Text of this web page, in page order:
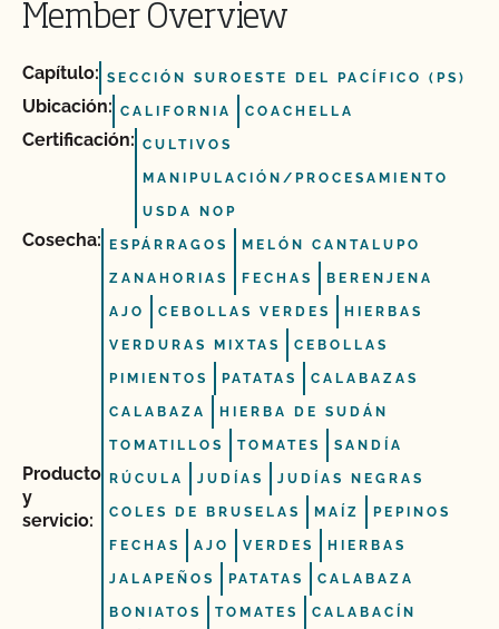
Member Overview
Capítulo: SECCIÓN SUROESTE DEL PACÍFICO (PS)
Ubicación: CALIFORNIA COACHELLA
Certificación: CULTIVOS
MANIPULACIÓN/PROCESAMIENTO
USDA NOP
Cosecha: ESPÁRRAGOS MELÓN CANTALUPO
ZANAHORIAS FECHAS BERENJENA
AJO CEBOLLAS VERDES HIERBAS
VERDURAS MIXTAS CEBOLLAS
PIMIENTOS PATATAS CALABAZAS
CALABAZA HIERBA DE SUDÁN
TOMATILLOS TOMATES SANDÍA
Producto
y
servicio:
RÚCULA JUDÍAS JUDÍAS NEGRAS
COLES DE BRUSELAS MAÍZ PEPINOS
FECHAS AJO VERDES HIERBAS
JALAPEÑOS PATATAS CALABAZA
BONIATOS TOMATES CALABACÍN